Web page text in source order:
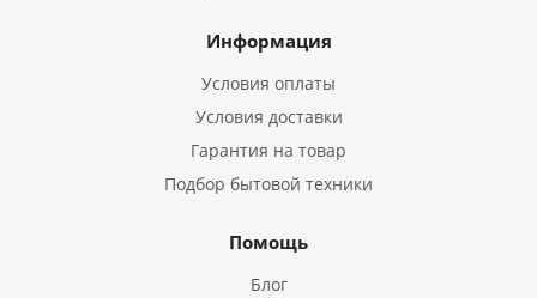
Информация
Условия оплаты
Условия доставки
Гарантия на товар
Подбор бытовой техники
Помощь
Блог